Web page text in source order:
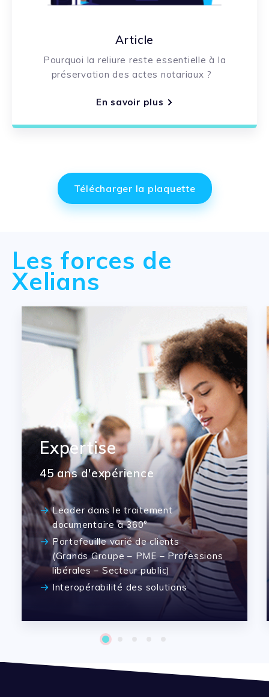
Article
Pourquoi la reliure reste essentielle à la
préservation des actes notariaux ?
En savoir plus
Télécharger la plaquette
Les forces de
Xelians
Expertise
45 ans d'expérience
Leader dans le traitement
documentaire à 360°
Portefeuille varié de clients
(Grands Groupe – PME – Professions
libérales – Secteur public)
Interopérabilité des solutions